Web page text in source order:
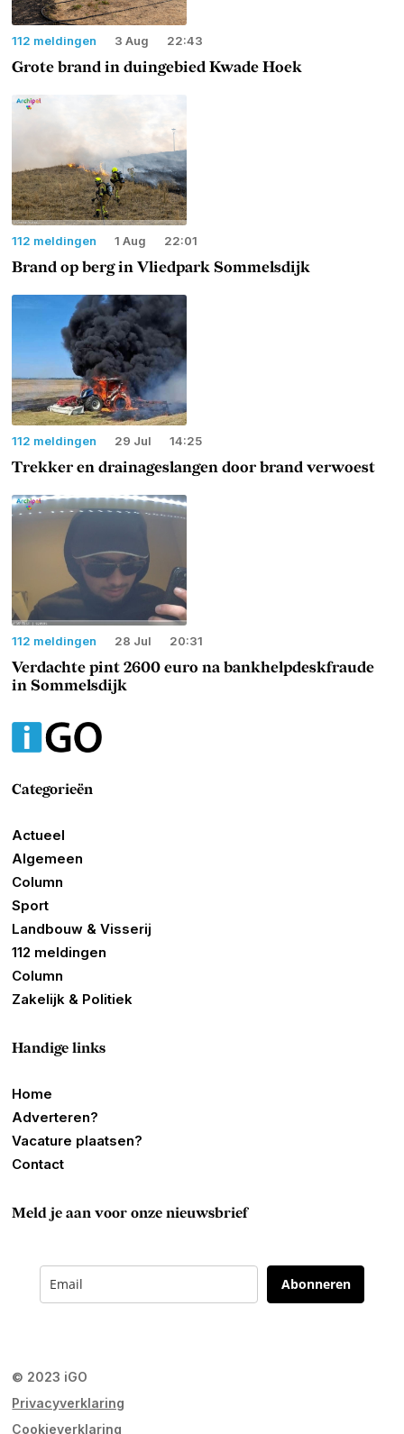
112 meldingen 3 Aug 22:43
Grote brand in duingebied Kwade Hoek
112 meldingen 1 Aug 22:01
Brand op berg in Vliedpark Sommelsdijk
112 meldingen 29 Jul 14:25
Trekker en drainageslangen door brand verwoest
112 meldingen 28 Jul 20:31
Verdachte pint 2600 euro na bankhelpdeskfraude
in Sommelsdijk
Categorieën
Actueel
Algemeen
Column
Sport
Landbouw & Visserij
112 meldingen
Column
Zakelijk & Politiek
Handige links
Home
Adverteren?
Vacature plaatsen?
Contact
Meld je aan voor onze nieuwsbrief
Abonneren
© 2023 iGO
Privacyverklaring
Cookieverklaring